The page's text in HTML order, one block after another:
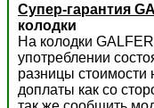
Супер-гарантия
колодки
На колодки
употреблении
разницы
доплаты как со